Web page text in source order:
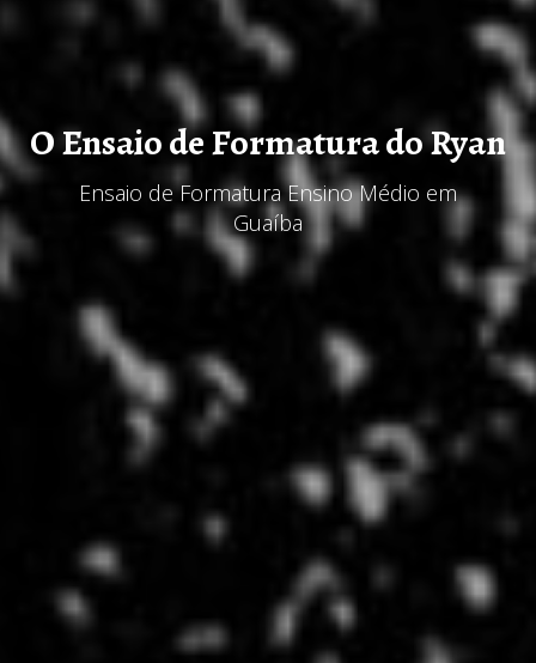
O Ensaio de Formatura do Ryan
Ensaio de Formatura Ensino Médio em
Guaíba